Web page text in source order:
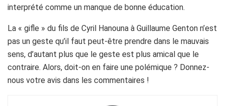
interprété comme un manque de bonne éducation.
La « gifle » du fils de Cyril Hanouna à Guillaume Genton n’est
pas un geste qu’il faut peut-être prendre dans le mauvais
sens, d’autant plus que le geste est plus amical que le
contraire. Alors, doit-on en faire une polémique ? Donnez-
nous votre avis dans les commentaires !